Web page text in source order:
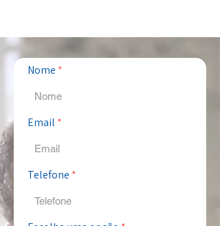
Nome
Email
Telefone